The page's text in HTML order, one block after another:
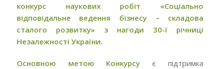
конкурс наукових робіт «Соціально
відповідальне ведення бізнесу – складова
сталого розвитку» з нагоди 30-ї річниці
Незалежності України.
Основною метою Конкурсу є підтримка